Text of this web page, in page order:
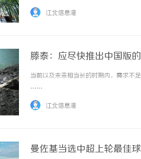
费看大片成为了许多观影者的首选。
江北信息港
滕泰：应尽快推出中国
民收入支出结构改革
当前以及未来相当长的时期内，需求不
……
江北信息港
曼佐基当选中超上轮最佳